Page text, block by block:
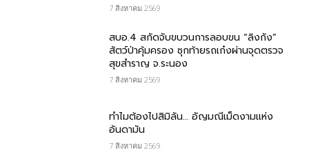
7 สิงหาคม 2569
สบอ.4 สกัดจับขบวนการลอบขน “ลิงกัง”
สัตว์ป่าคุ้มครอง ซุกท้ายรถเก๋งผ่านจุดตรวจ
สุขสำราญ จ.ระนอง
7 สิงหาคม 2569
ทำไมต้องไปสิมิลัน… อัญมณีเม็ดงามแห่ง
อันดามัน
7 สิงหาคม 2569